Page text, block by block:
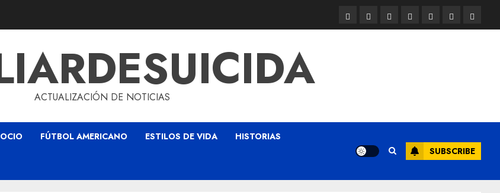
ACTUALIZACIÓN DE NOTICIAS
FÚTBOL AMERICANO ESTILOS DE VIDA HISTORIAS
SUBSCRIBE